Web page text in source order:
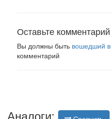
Оставьте комментарий
Вы должны быть вошедший в
комментарий
Аналоги: